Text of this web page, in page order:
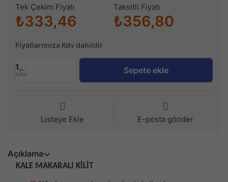
Tek Çekim Fiyatı
₺333,46
Taksitli Fiyatı
₺356,80
Fiyatlarımıza Kdv dahildir
1
Adet Sepete ekle
Listeye Ekle E-posta gönder
Açıklama
KALE MAKARALI KİLİT